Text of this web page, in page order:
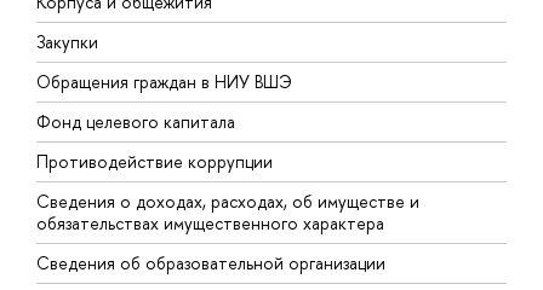
Закупки
Обращения граждан в НИУ ВШЭ
Фонд целевого капитала
Противодействие коррупции
Сведения о доходах, расходах, об имуществе и
обязательствах имущественного характера
Сведения об образовательной организации